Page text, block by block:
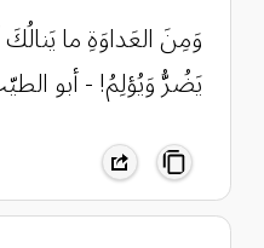
وَمِنَ العَداوَةِ ما
يَضُرُّ وَيُؤلِمُ! - أبو